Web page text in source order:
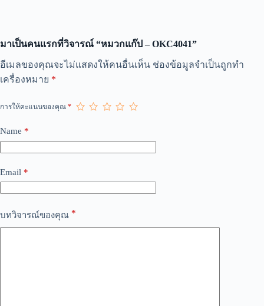
มาเป็นคนแรกที่วิจารณ์ “หมวกแก๊ป – OKC4041”
อีเมลของคุณจะไม่แสดงให้คนอื่นเห็น ช่องข้อมูลจำเป็นถูกทำ
เครื่องหมาย *
การให้คะแนนของคุณ *
Name *
Email *
บทวิจารณ์ของคุณ *
A
t
r
a
t
e
: